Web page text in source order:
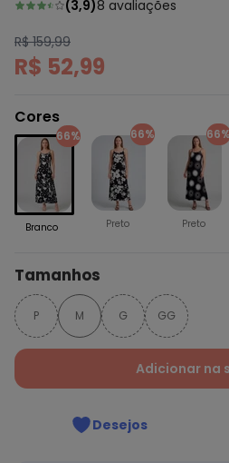
(3,9)8 avaliações
R$ 159,99
R$ 52,99
Cores
66%
Branco
66%
Preto Preto
Tamanhos
P M G GG
Adicionar na
Desejos